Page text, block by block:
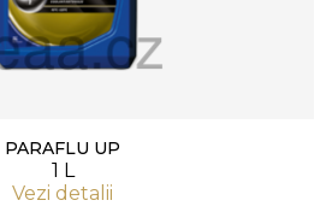
PARAFLU UP
1 L
Vezi detalii